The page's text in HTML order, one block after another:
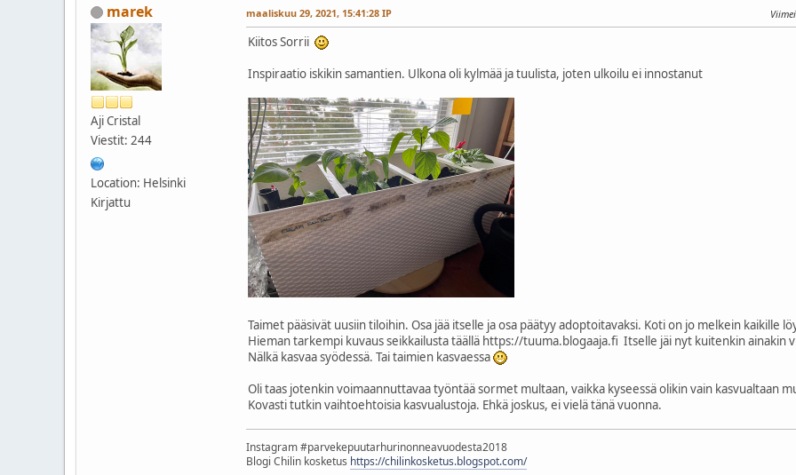
marek
Aji Cristal
Viestit: 244
Location: Helsinki
Kirjattu
maaliskuu 29, 2021, 15:41:28 IP
Kiitos Sorrii
Inspiraatio iskikin samantien. Ulkona oli kylmää ja tuulista, joten ulkoilu ei innostanut
Taimet pääsivät uusiin tiloihin. Osa jää itselle ja osa päätyy adoptoitavaksi. Koti on jo melkein kaikille
Hieman tarkempi kuvaus seikkailusta täällä https://tuuma.blogaaja.fi Itselle jäi nyt kuitenkin ainakin
Nälkä kasvaa syödessä. Tai taimien kasvaessa
Oli taas jotenkin voimaannuttavaa työntää sormet multaan, vaikka kyseessä olikin vain kasvualtaan
Kovasti tutkin vaihtoehtoisia kasvualustoja. Ehkä joskus, ei vielä tänä vuonna.
Instagram #parvekepuutarhurinonneavuodesta2018
Blogi Chilin kosketus https://chilinkosketus.blogspot.com/